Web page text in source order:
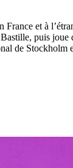
et à
puis joue
de Stockholm